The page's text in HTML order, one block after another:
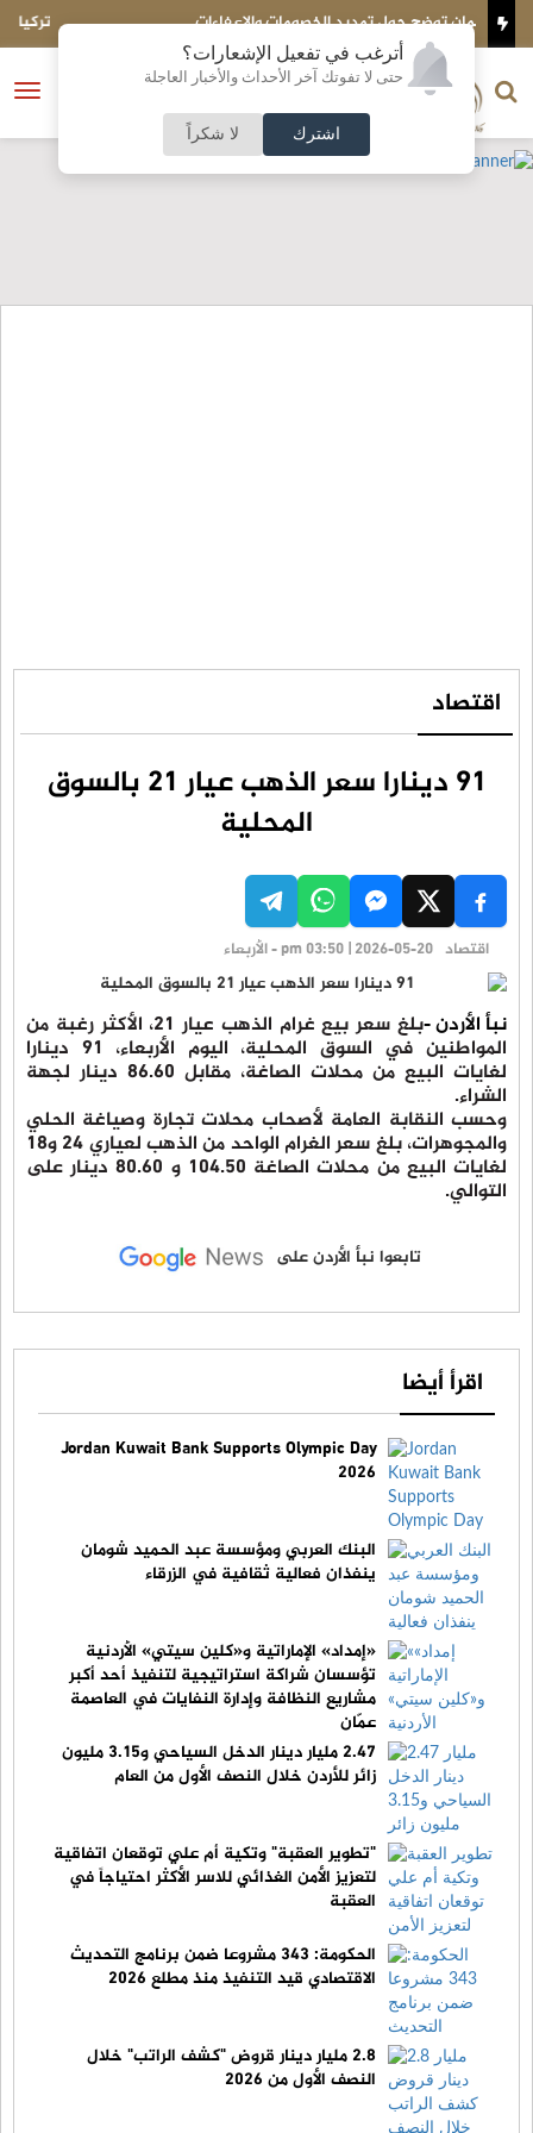
أترغب في تفعيل الإشعارات؟
حتى لا تفوتك آخر الأحداث والأخبار العاجلة
اشترك لا شكراً
تركيا تتوقع انضمام مصر إلى اتفاق الدفاع مع
فتح
الناشر و رئيس التحرير
النسخة الكاملة
اقتصاد
91 دينارا سعر الذهب عيار 21 بالسوق
المحلية
اقتصاد pm 03:50 | 2026-05-20 - الأربعاء
نبأ الأردن - بلغ سعر بيع غرام الذهب عيار 21، الأكثر رغبة من
المواطنين في السوق المحلية، اليوم الأربعاء، 91 دينارا
لغايات البيع من محلات الصاغة، مقابل 86.60 دينار لجهة
الشراء.
وحسب النقابة العامة لأصحاب محلات تجارة وصياغة الحلي
والمجوهرات، بلغ سعر الغرام الواحد من الذهب لعياري 24 و18
لغايات البيع من محلات الصاغة 104.50 و 80.60 دينار على
التوالي.
تابعوا نبأ الأردن على
اقرأ أيضا
Jordan Kuwait Bank Supports Olympic Day
2026
البنك العربي ومؤسسة عبد الحميد شومان
ينفذان فعالية ثقافية في الزرقاء
«إمداد» الإماراتية و«كلين سيتي» الأردنية
تؤسسان شراكة استراتيجية لتنفيذ أحد أكبر
مشاريع النظافة وإدارة النفايات في العاصمة
عمّان
2.47 مليار دينار الدخل السياحي و3.15 مليون
زائر للأردن خلال النصف الأول من العام
"تطوير العقبة" وتكية أم علي توقعان اتفاقية
لتعزيز الأمن الغذائي للاسر الأكثر احتياجاً في
العقبة
الحكومة: 343 مشروعا ضمن برنامج التحديث
الاقتصادي قيد التنفيذ منذ مطلع 2026
2.8 مليار دينار قروض "كشف الراتب" خلال
النصف الأول من 2026